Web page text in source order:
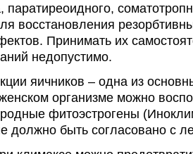
паратиреоидного,
восстановления
Принимать их
недопустимо.
яичников – одна из
организме можно
фитоэстрогены
должно быть согласовано с